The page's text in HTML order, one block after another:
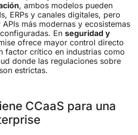
, ambos modelos pueden
ERPs y canales digitales, pero
más modernas y ecosistemas
En seguridad y
ofrece mayor control directo
factor crítico en industrias como
donde las regulaciones sobre
estrictas.
CCaaS para una